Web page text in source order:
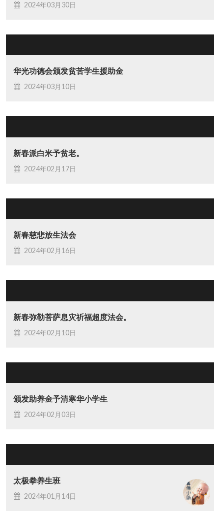
2024年03月30日
华光功德会颁发贫苦学生援助金
2024年03月10日
新春派白米予贫老。
2024年02月17日
新春慈悲放生法会
2024年02月16日
新春弥勒菩萨息灾祈福超度法会。
2024年02月10日
颁发助养金予清寒华小学生
2024年02月03日
太极拳养生班
2024年01月14日